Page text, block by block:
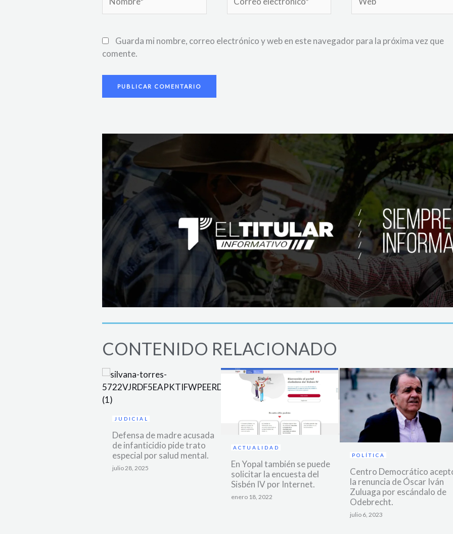
electrónico*
Guarda mi nombre, correo electrónico y web en este navegador para la próxima vez que
comente.
CONTENIDO RELACIONADO
JUDICIAL
Defensa de madre acusada
de infanticidio pide trato
especial por salud mental.
julio 28, 2025
ACTUALIDAD
En Yopal también se puede
solicitar la encuesta del
Sisbén IV por Internet.
enero 18, 2022
POLÍTICA
Centro Democrático
la renuncia de Óscar Iván
Zuluaga por escándalo de
Odebrecht.
julio 6, 2023